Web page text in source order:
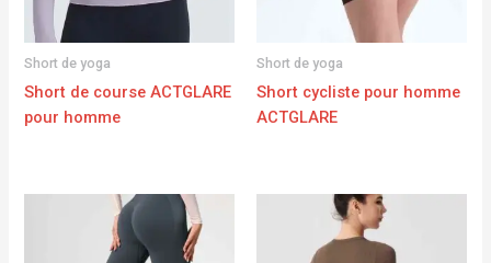
Short de yoga
Short de course ACTGLARE
pour homme
Short de yoga
Short cycliste pour homme
ACTGLARE